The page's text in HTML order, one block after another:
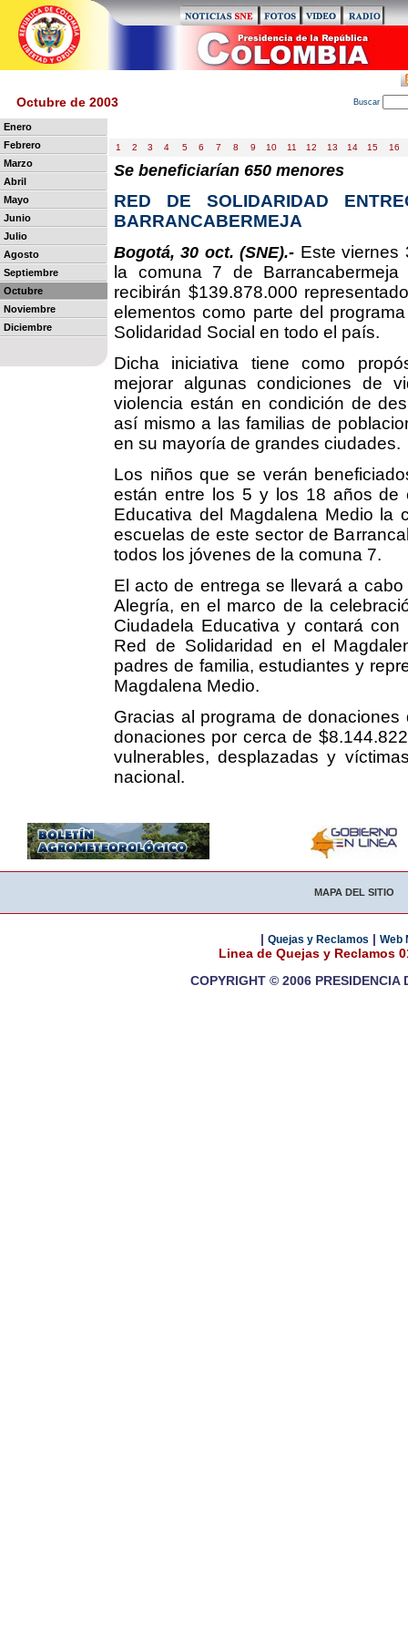
Octubre de 2003 Buscar
Enero
Febrero
Marzo
Abril
Mayo
Junio
Julio
Agosto
Septiembre
Octubre
Noviembre
Diciembre
1 2 3 4 5 6 7 8 9 10 11 12 13 14 15 16
Se beneficiarían 650 menores
RED DE SOLIDARIDAD
BARRANCABERMEJA
Bogotá, 30 oct. (SNE).- Este viernes
la comuna 7 de
recibirán $139.878.000
elementos como parte del
Solidaridad Social en todo el país.
Dicha iniciativa tiene como
mejorar algunas condiciones de
violencia están en condición de
así mismo a las familias de
en su mayoría de grandes ciudades.
Los niños que se verán
están entre los 5 y los 18 años de
Educativa del Magdalena Medio
escuelas de este sector de
todos los jóvenes de la comuna 7.
El acto de entrega se llevará a
Alegría, en el marco de la
Ciudadela Educativa y contará
Red de Solidaridad en el
padres de familia, estudiantes y
Magdalena Medio.
Gracias al programa de
donaciones por cerca de
vulnerables, desplazadas y
nacional.
MAPA DEL SITIO
| Quejas y Reclamos | Web
Linea de Quejas y Reclamos
COPYRIGHT © 2006 PRESIDENCIA